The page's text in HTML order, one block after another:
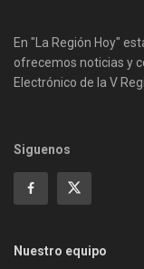
En "La Región Hoy"
ofrecemos noticias y
Electrónico de la V
Siguenos
Nuestro equipo